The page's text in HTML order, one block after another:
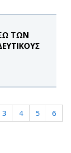
ΤΩΝ
3 4 5
6